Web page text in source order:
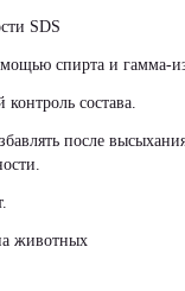
SDS
спирта и гамма-
контроль состава.
после
животных